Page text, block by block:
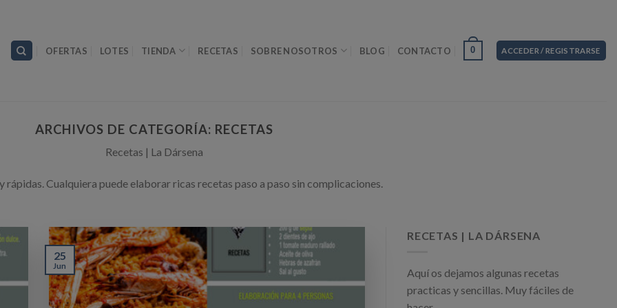
OFERTAS LOTES TIENDA RECETAS SOBRE NOSOTROS BLOG CONTACTO 0 ACCEDER / REGISTRARSE
ARCHIVOS DE CATEGORÍA: RECETAS
Recetas | La Dársena
rápidas. Cualquiera puede elaborar ricas recetas paso a paso sin complicaciones.
25
Jun
RECETAS | LA DÁRSENA
Aquí os dejamos algunas recetas
practicas y sencillas. Muy fáciles de